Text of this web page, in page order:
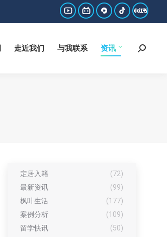
YouTube
opens
哔
哔
西
page
抖
page
小
书
走近我们 与我联系 资讯 Search:
定居入籍
(72)
最新资讯
(99)
枫叶生活
(177)
案例分析
(109)
留学快讯
(50)
与我联系 资讯 Search: